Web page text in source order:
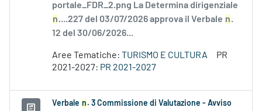
portale_FDR_2.png La Determina dirigenziale
n....227 del 03/07/2026 approva il Verbale n.
12 del 30/06/2026...
Aree Tematiche: TURISMO E CULTURA
PR
2021-2027: PR 2021-2027
Verbale n . 3 Commissione di Valutazione - Avviso